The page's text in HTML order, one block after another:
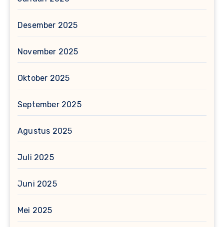
Desember 2025
November 2025
Oktober 2025
September 2025
Agustus 2025
Juli 2025
Juni 2025
Mei 2025